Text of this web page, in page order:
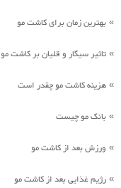
» بهترین زمان برای کاشت مو
» تاثیر سیگار و قلیان بر کاشت مو
» هزینه کاشت مو چقدر است
» بانک مو چیست
» ورزش بعد از کاشت مو
» رژیم غذایی بعد از کاشت مو